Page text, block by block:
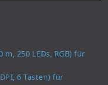
250 LEDs, RGB) für
6 Tasten) für